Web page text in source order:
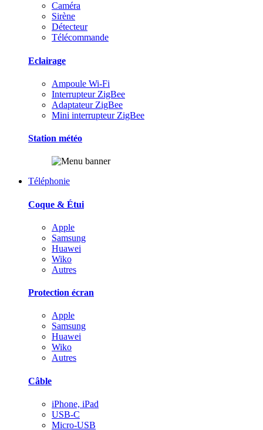
Caméra
Sirène
Détecteur
Télécommande
Eclairage
Ampoule Wi-Fi
Interrupteur ZigBee
Adaptateur ZigBee
Mini interrupteur ZigBee
Station météo
Téléphonie
Coque & Étui
Apple
Samsung
Huawei
Wiko
Autres
Protection écran
Apple
Samsung
Huawei
Wiko
Autres
Câble
iPhone, iPad
USB-C
Micro-USB